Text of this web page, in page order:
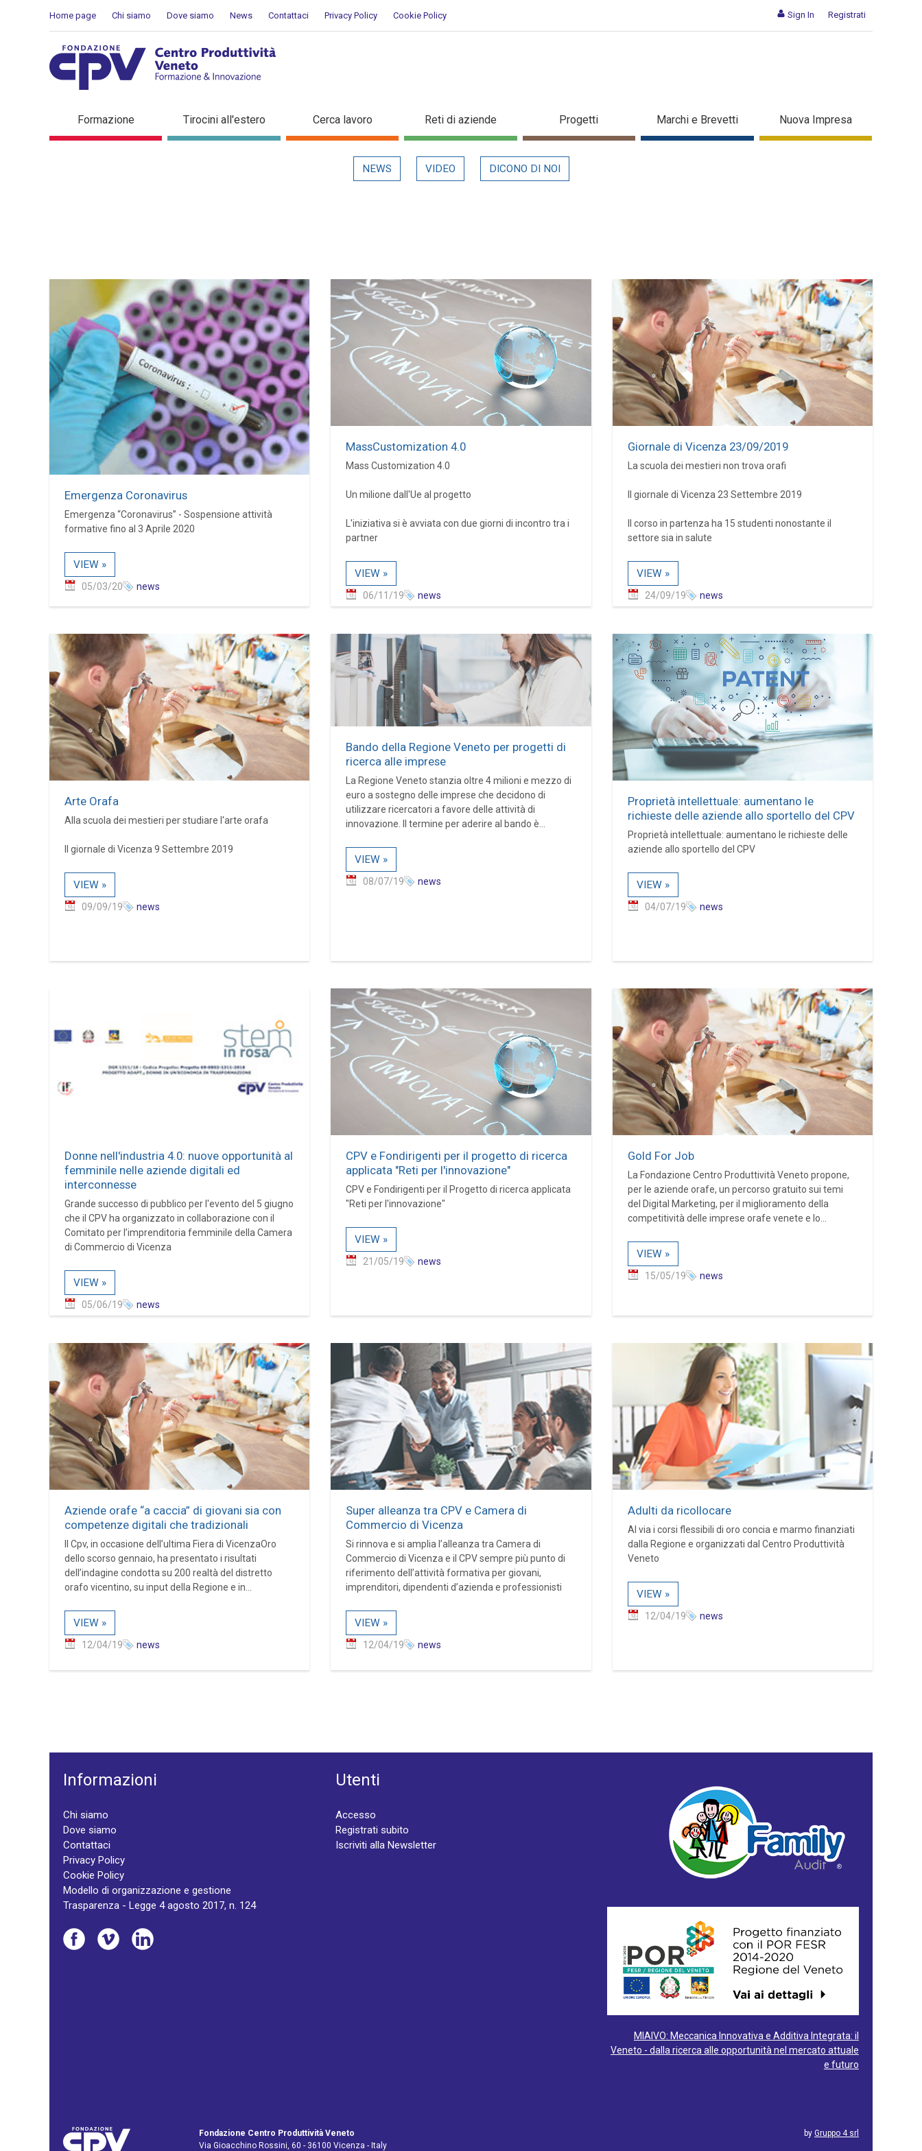
Sign In Registrati
Home page Chi siamo Dove siamo News Contattaci Privacy Policy Cookie Policy
Dettaglio in evidenza
Formazione Tirocini all'estero Cerca lavoro Reti di aziende Progetti Marchi e Brevetti Nuova Impresa
NEWS VIDEO DICONO DI NOI
Emergenza Coronavirus
Emergenza “Coronavirus” - Sospensione attività
formative fino al 3 Aprile 2020
VIEW »
05/03/20 news
MassCustomization 4.0
Mass Customization 4.0
Un milione dall'Ue al progetto
L'iniziativa si è avviata con due giorni di incontro tra i
partner
VIEW »
06/11/19 news
Giornale di Vicenza 23/09/2019
La scuola dei mestieri non trova orafi
Il giornale di Vicenza 23 Settembre 2019
Il corso in partenza ha 15 studenti nonostante il
settore sia in salute
VIEW »
24/09/19 news
Arte Orafa
Alla scuola dei mestieri per studiare l'arte orafa
Il giornale di Vicenza 9 Settembre 2019
VIEW »
09/09/19 news
Bando della Regione Veneto per progetti di
ricerca alle imprese
La Regione Veneto stanzia oltre 4 milioni e mezzo di
euro a sostegno delle imprese che decidono di
utilizzare ricercatori a favore delle attività di
innovazione. Il termine per aderire al bando è...
VIEW »
08/07/19 news
Proprietà intellettuale: aumentano le
richieste delle aziende allo sportello del CPV
Proprietà intellettuale: aumentano le richieste delle
aziende allo sportello del CPV
VIEW »
04/07/19 news
Donne nell'industria 4.0: nuove opportunità al
femminile nelle aziende digitali ed
interconnesse
Grande successo di pubblico per l'evento del 5 giugno
che il CPV ha organizzato in collaborazione con il
Comitato per l’imprenditoria femminile della Camera
di Commercio di Vicenza
VIEW »
05/06/19 news
CPV e Fondirigenti per il progetto di ricerca
applicata "Reti per l'innovazione"
CPV e Fondirigenti per il Progetto di ricerca applicata
"Reti per l'innovazione"
VIEW »
21/05/19 news
Gold For Job
La Fondazione Centro Produttività Veneto propone,
per le aziende orafe, un percorso gratuito sui temi
del Digital Marketing, per il miglioramento della
competitività delle imprese orafe venete e lo...
VIEW »
15/05/19 news
Aziende orafe “a caccia” di giovani sia con
competenze digitali che tradizionali
Il Cpv, in occasione dell’ultima Fiera di VicenzaOro
dello scorso gennaio, ha presentato i risultati
dell’indagine condotta su 200 realtà del distretto
orafo vicentino, su input della Regione e in...
VIEW »
12/04/19 news
Super alleanza tra CPV e Camera di
Commercio di Vicenza
Si rinnova e si amplia l’alleanza tra Camera di
Commercio di Vicenza e il CPV sempre più punto di
riferimento dell’attività formativa per giovani,
imprenditori, dipendenti d’azienda e professionisti
VIEW »
12/04/19 news
Adulti da ricollocare
Al via i corsi flessibili di oro concia e marmo finanziati
dalla Regione e organizzati dal Centro Produttività
Veneto
VIEW »
12/04/19 news
Informazioni
Chi siamo
Dove siamo
Contattaci
Privacy Policy
Cookie Policy
Modello di organizzazione e gestione
Trasparenza - Legge 4 agosto 2017, n. 124
Utenti
Accesso
Registrati subito
Iscriviti alla Newsletter
MIAIVO: Meccanica Innovativa e Additiva Integrata: il
Veneto - dalla ricerca alle opportunità nel mercato attuale
e futuro
Fondazione Centro Produttività Veneto
Via Gioacchino Rossini, 60 - 36100 Vicenza - Italy
by Gruppo 4 srl